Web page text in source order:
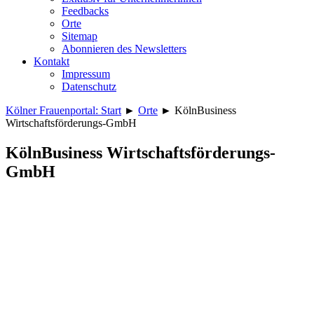
Feedbacks
Orte
Sitemap
Abonnieren des Newsletters
Kontakt
Impressum
Datenschutz
Kölner Frauenportal: Start ► Orte ► KölnBusiness
Wirtschaftsförderungs-GmbH
KölnBusiness Wirtschaftsförderungs-
GmbH